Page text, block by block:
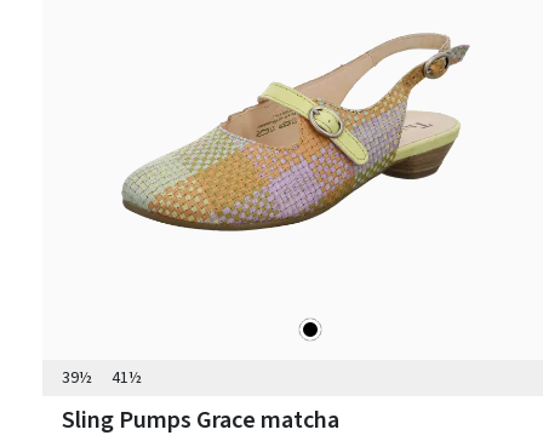
schwarz
39½ 41½
Sling Pumps Grace matcha